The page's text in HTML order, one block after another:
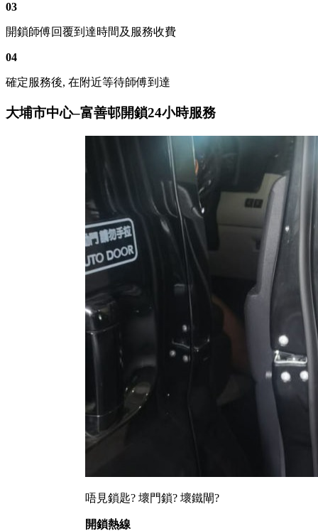
03
開鎖師傅回覆到達時間及服務收費
04
確定服務後, 在附近等待師傅到達
大埔市中心–富善邨開鎖24小時服務
唔見鎖匙? 壞門鎖? 壞鐵閘?
開鎖熱線